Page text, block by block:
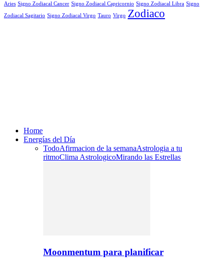
Aries Signo Zodiacal Cancer Signo Zodiacal Capricornio Signo Zodiacal Libra Signo
Zodiacal Sagitario Signo Zodiacal Virgo Tauro Virgo Zodiaco
Home
Energías del Día
TodoAfirmacion de la semanaAstrologia a tu
ritmoClima AstrologicoMirando las Estrellas
Moonmentum para planificar